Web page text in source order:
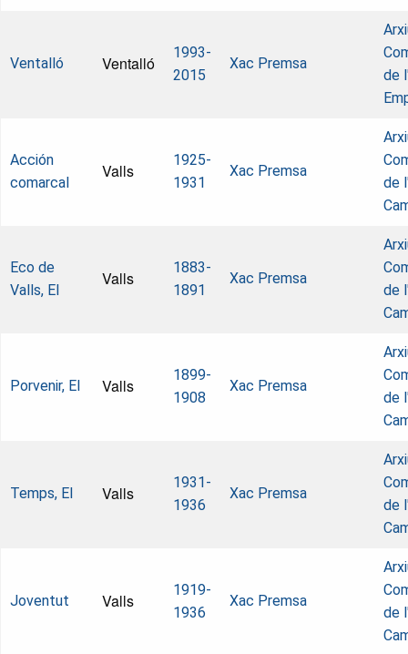
Ventalló Ventalló
1993-
2015
Xac Premsa
de
Acción
comarcal
Valls
1925-
1931
Xac Premsa
de
Eco de
Valls, El
Valls
1883-
1891
Xac Premsa
de
Porvenir, El Valls
1899-
1908
Xac Premsa
de
Temps, El Valls
1931-
1936
Xac Premsa
de
Joventut Valls
1919-
1936
Xac Premsa
de